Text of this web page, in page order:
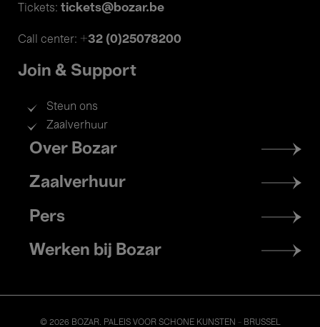
Tickets: tickets@bozar.be
Call center: +32 (0)25078200
Join & Support
Steun ons
Zaalverhuur
Footer
menu
Over Bozar
Zaalverhuur
Pers
Werken bij Bozar
© 2026 BOZAR. PALEIS VOOR SCHONE KUNSTEN - BRUSSEL